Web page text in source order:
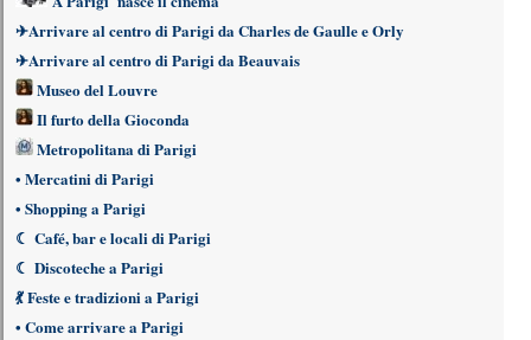
✈Arrivare al centro di Parigi da Charles de Gaulle e Orly
✈Arrivare al centro di Parigi da Beauvais
Museo del Louvre
Il furto della Gioconda
Metropolitana di Parigi
• Mercatini di Parigi
• Shopping a Parigi
☾ Café, bar e locali di Parigi
☾ Discoteche a Parigi
💃Feste e tradizioni a Parigi
• Come arrivare a Parigi